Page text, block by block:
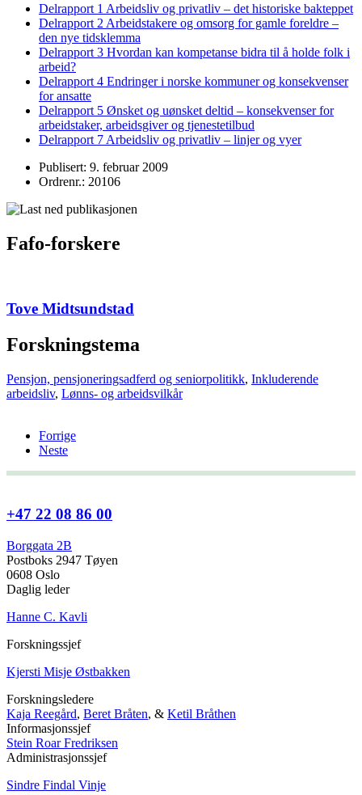
Delrapport 1 Arbeidsliv og privatliv – det historiske bakteppet
Delrapport 2 Arbeidstakere og omsorg for gamle foreldre –
den nye tidsklemma
Delrapport 3 Hvordan kan kompetanse bidra til å holde folk i
arbeid?
Delrapport 4 Endringer i norske kommuner og konsekvenser
for ansatte
Delrapport 5 Ønsket og uønsket deltid – konsekvenser for
arbeidstaker, arbeidsgiver og tjenestetilbud
Delrapport 7 Arbeidsliv og privatliv – linjer og vyer
Publisert: 9. februar 2009
Ordrenr.: 20106
Fafo-forskere
Tove Midtsundstad
Forskningstema
Pensjon, pensjoneringsadferd og seniorpolitikk, Inkluderende
arbeidsliv, Lønns- og arbeidsvilkår
Forrige
Neste
+47 22 08 86 00
Borggata 2B
Postboks 2947 Tøyen
0608 Oslo
Daglig leder
Hanne C. Kavli
Forskningssjef
Kjersti Misje Østbakken
Forskningsledere
Kaja Reegård, Beret Bråten, & Ketil Bråthen
Informasjonssjef
Stein Roar Fredriksen
Administrasjonssjef
Sindre Findal Vinje